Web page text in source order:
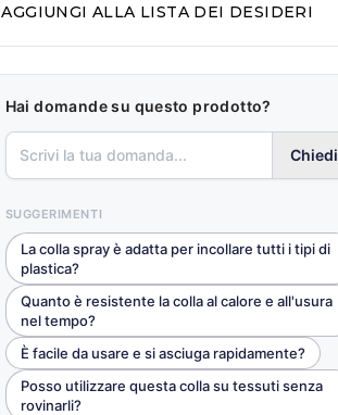
AGGIUNGI ALLA LISTA DEI DESIDERI
Hai domande su questo prodotto?
Chiedi
SUGGERIMENTI
La colla spray è adatta per incollare tutti i tipi di
plastica?
Quanto è resistente la colla al calore e all'usura
nel tempo?
È facile da usare e si asciuga rapidamente?
Posso utilizzare questa colla su tessuti senza
rovinarli?